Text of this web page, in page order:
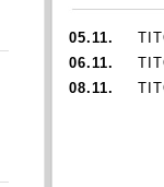
05.11.
06.11.
08.11.